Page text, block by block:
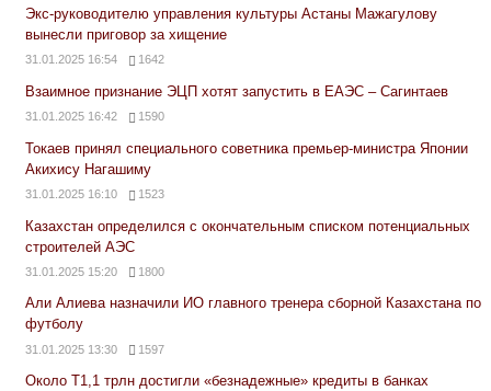
Экс-руководителю управления культуры Астаны Мажагулову
вынесли приговор за хищение
31.01.2025 16:54 1642
Взаимное признание ЭЦП хотят запустить в ЕАЭС – Сагинтаев
31.01.2025 16:42 1590
Токаев принял специального советника премьер-министра Японии
Акихису Нагашиму
31.01.2025 16:10 1523
Казахстан определился с окончательным списком потенциальных
строителей АЭС
31.01.2025 15:20 1800
Али Алиева назначили ИО главного тренера сборной Казахстана по
футболу
31.01.2025 13:30 1597
Около Т1,1 трлн достигли «безнадежные» кредиты в банках